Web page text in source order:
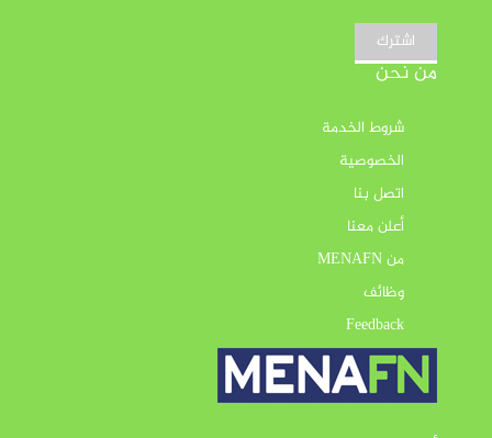
اشترك
من نحن
شروط الخدمة
الخصوصية
اتصل بنا
أعلن معنا
من MENAFN
وظائف
Feedback